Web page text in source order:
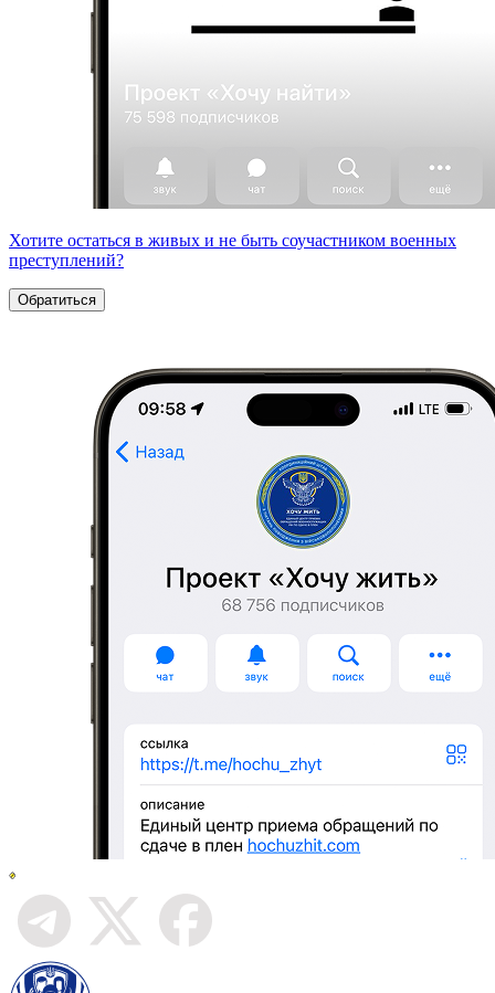
Хотите остаться в живых и не быть соучастником военных
преступлений?
Обратиться